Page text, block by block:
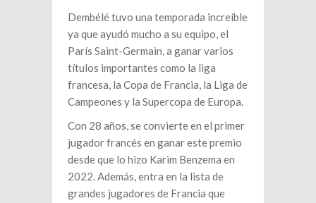
Dembélé tuvo una temporada increíble
ya que ayudó mucho a su equipo, el
París Saint-Germain, a ganar varios
títulos importantes como la liga
francesa, la Copa de Francia, la Liga de
Campeones y la Supercopa de Europa.
Con 28 años, se convierte en el primer
jugador francés en ganar este premio
desde que lo hizo Karim Benzema en
2022. Además, entra en la lista de
grandes jugadores de Francia que